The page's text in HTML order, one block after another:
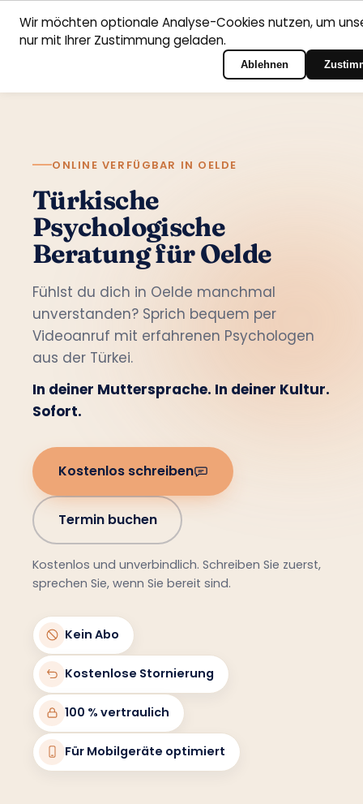
StartseiteFachbereichePsychologen
Deutsch Zum Portal-Login
ONLINE VERFÜGBAR IN OELDE
Türkische
Psychologische
Beratung für Oelde
Fühlst du dich in Oelde manchmal
unverstanden? Sprich bequem per
Videoanruf mit erfahrenen Psychologen
aus der Türkei.
In deiner Muttersprache. In deiner Kultur.
Sofort.
Kostenlos schreiben
Termin buchen
Kostenlos und unverbindlich. Schreiben Sie zuerst,
sprechen Sie, wenn Sie bereit sind.
Kein Abo
Kostenlose Stornierung
100 % vertraulich
Für Mobilgeräte optimiert
Wir möchten optionale Analyse-Cookies nutzen, um
nur mit Ihrer Zustimmung geladen.
Ablehnen